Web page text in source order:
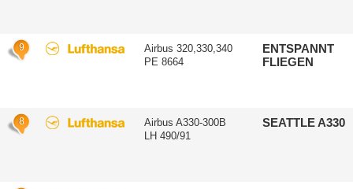
9
Airbus 320,330,340
PE 8664
ENTSPANNT
FLIEGEN
8
Airbus A330-300B
LH 490/91
SEATTLE A330